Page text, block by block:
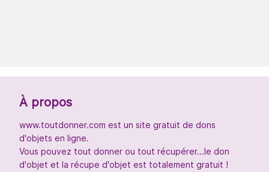
À propos
www.toutdonner.com est un site gratuit de dons
d'objets en ligne.
Vous pouvez tout donner ou tout récupérer...le don
d'objet et la récupe d'objet est totalement gratuit !